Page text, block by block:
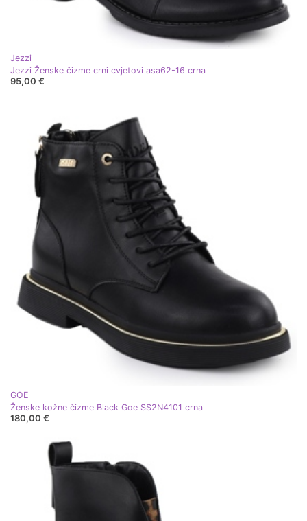
Jezzi
Jezzi Ženske čizme crni cvjetovi asa62-16 crna
95,00 €
GOE
Ženske kožne čizme Black Goe SS2N4101 crna
180,00 €